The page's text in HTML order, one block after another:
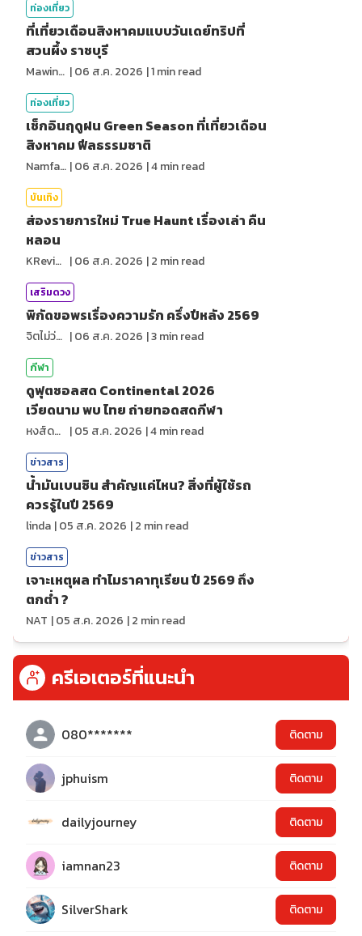
ท่องเที่ยว
ที่เที่ยวเดือนสิงหาคมแบบวันเดย์ทริปที่
สวนผึ้ง ราชบุรี
MawinMatravel |06 ส.ค. 2026 |1min read
ท่องเที่ยว
เช็กอินฤดูฝน Green Season ที่เที่ยวเดือน
สิงหาคม ฟีลธรรมชาติ
NamfahPhupha |06 ส.ค. 2026 |4min read
บันเทิง
ส่องรายการใหม่ True Haunt เรื่องเล่า คืน
หลอน
KReview |06 ส.ค. 2026 |2 min read
เสริมดวง
พิกัดขอพรเรื่องความรัก ครึ่งปีหลัง 2569
จิตไม่ว่าง |06 ส.ค. 2026 |3min read
กีฬา
ดูฟุตซอลสด Continental 2026
เวียดนาม พบ ไทย ถ่ายทอดสดกีฬา
หงส์ดรุณ |05 ส.ค. 2026 |4min read
ข่าวสาร
น้ำมันเบนซิน สำคัญแค่ไหน? สิ่งที่ผู้ใช้รถ
ควรรู้ในปี 2569
linda |05 ส.ค. 2026 |2 min read
ข่าวสาร
เจาะเหตุผล ทำไมราคาทุเรียน ปี 2569 ถึง
ตกต่ำ ?
NAT |05 ส.ค. 2026 |2 min read
ครีเอเตอร์ที่แนะนำ
080******* ติดตาม
jphuism ติดตาม
dailyjourney ติดตาม
iamnan23 ติดตาม
SilverShark ติดตาม